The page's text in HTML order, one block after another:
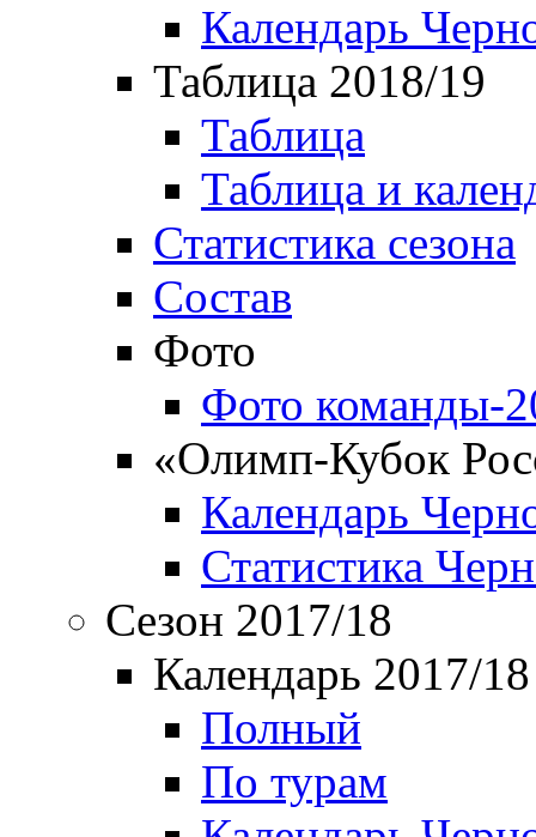
Календарь
Таблица 2018/19
Таблица
Таблица и
Статистика сезона
Состав
Фото
Фото команды-
«Олимп-Кубок
Календарь
Статистика
Сезон 2017/18
Календарь 2017/18
Полный
По турам